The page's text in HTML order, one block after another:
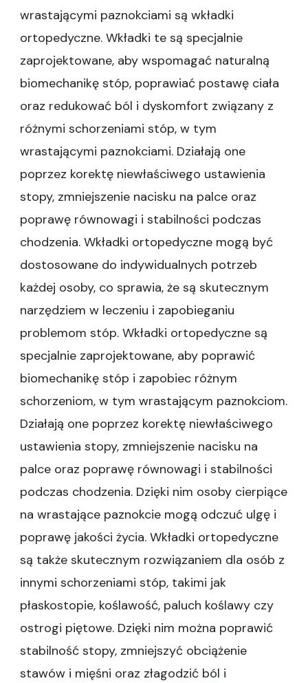
wrastającymi paznokciami są wkładki
ortopedyczne. Wkładki te są specjalnie
zaprojektowane, aby wspomagać naturalną
biomechanikę stóp, poprawiać postawę ciała
oraz redukować ból i dyskomfort związany z
różnymi schorzeniami stóp, w tym
wrastającymi paznokciami. Działają one
poprzez korektę niewłaściwego ustawienia
stopy, zmniejszenie nacisku na palce oraz
poprawę równowagi i stabilności podczas
chodzenia. Wkładki ortopedyczne mogą być
dostosowane do indywidualnych potrzeb
każdej osoby, co sprawia, że są skutecznym
narzędziem w leczeniu i zapobieganiu
problemom stóp. Wkładki ortopedyczne są
specjalnie zaprojektowane, aby poprawić
biomechanikę stóp i zapobiec różnym
schorzeniom, w tym wrastającym paznokciom.
Działają one poprzez korektę niewłaściwego
ustawienia stopy, zmniejszenie nacisku na
palce oraz poprawę równowagi i stabilności
podczas chodzenia. Dzięki nim osoby cierpiące
na wrastające paznokcie mogą odczuć ulgę i
poprawę jakości życia. Wkładki ortopedyczne
są także skutecznym rozwiązaniem dla osób z
innymi schorzeniami stóp, takimi jak
płaskostopie, koślawość, paluch koślawy czy
ostrogi piętowe. Dzięki nim można poprawić
stabilność stopy, zmniejszyć obciążenie
stawów i mięśni oraz złagodzić ból i